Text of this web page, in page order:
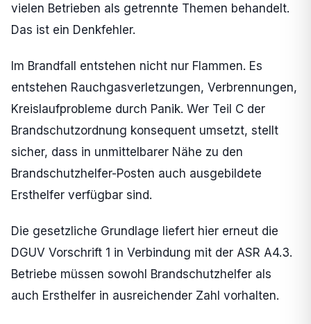
vielen Betrieben als getrennte Themen behandelt.
Das ist ein Denkfehler.
Im Brandfall entstehen nicht nur Flammen. Es
entstehen Rauchgasverletzungen, Verbrennungen,
Kreislaufprobleme durch Panik. Wer Teil C der
Brandschutzordnung konsequent umsetzt, stellt
sicher, dass in unmittelbarer Nähe zu den
Brandschutzhelfer-Posten auch ausgebildete
Ersthelfer verfügbar sind.
Die gesetzliche Grundlage liefert hier erneut die
DGUV Vorschrift 1 in Verbindung mit der ASR A4.3.
Betriebe müssen sowohl Brandschutzhelfer als
auch Ersthelfer in ausreichender Zahl vorhalten.